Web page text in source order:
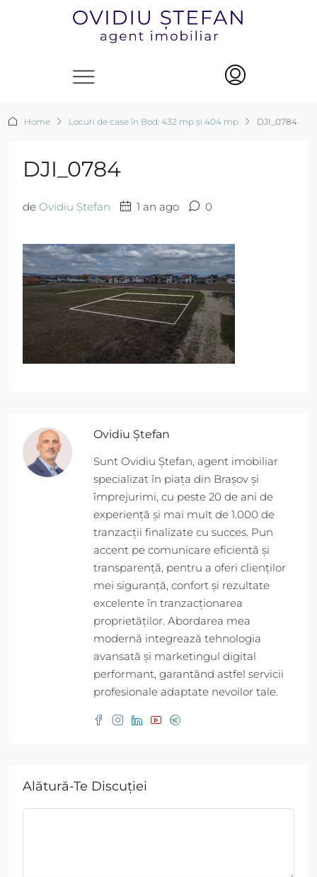
Home Locuri de case în Bod: 432 mp și 404 mp DJI_0784
DJI_0784
de Ovidiu Ștefan 1 an ago 0
Ovidiu Ștefan
Sunt Ovidiu Ștefan, agent imobiliar
specializat în piața din Brașov și
împrejurimi, cu peste 20 de ani de
experiență și mai mult de 1.000 de
tranzacții finalizate cu succes. Pun
accent pe comunicare eficientă și
transparență, pentru a oferi clienților
mei siguranță, confort și rezultate
excelente în tranzacționarea
proprietăților. Abordarea mea
modernă integrează tehnologia
avansată și marketingul digital
performant, garantând astfel servicii
profesionale adaptate nevoilor tale.
Alătură-Te Discuției